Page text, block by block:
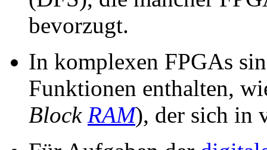
bevorzugt.
In komplexen FPGAs
Funktionen enthalten,
Block RAM), der sich in